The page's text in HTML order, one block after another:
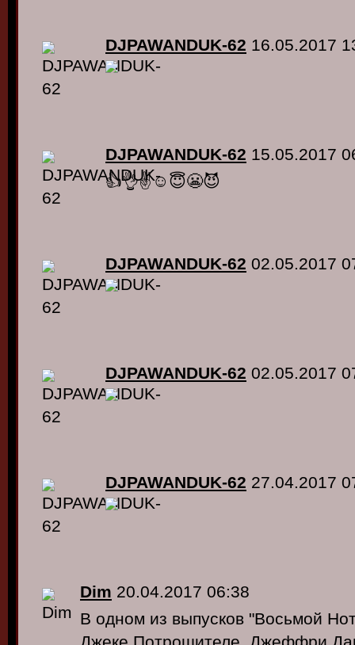
DJPAWANDUK-62 16.05.2017
DJPAWANDUK-62 15.05.2017
👍👌✌☺😇😬😈
DJPAWANDUK-62 02.05.2017
DJPAWANDUK-62 02.05.2017
DJPAWANDUK-62 27.04.2017
Dim 20.04.2017 06:38
В одном из выпусков "Восьмой